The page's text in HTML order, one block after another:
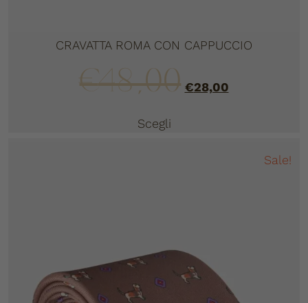
CRAVATTA ROMA CON CAPPUCCIO
€48,00 €28,00
Scegli
Sale!